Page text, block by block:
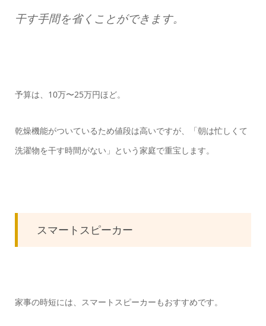
干す手間を省くことができます。
予算は、10万〜25万円ほど。
乾燥機能がついているため値段は高いですが、「朝は忙しくて
洗濯物を干す時間がない」という家庭で重宝します。
スマートスピーカー
家事の時短には、スマートスピーカーもおすすめです。